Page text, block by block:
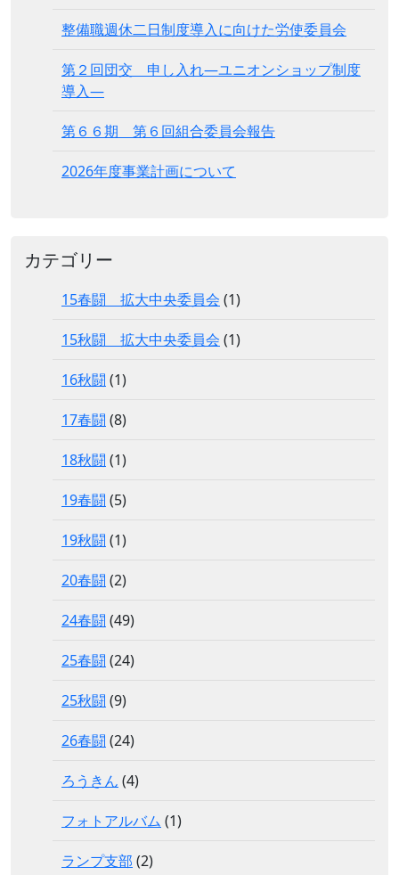
整備職週休二日制度導入に向けた労使委員会
第２回団交 申し入れ―ユニオンショップ制度
導入―
第６６期 第６回組合委員会報告
2026年度事業計画について
カテゴリー
15春闘 拡大中央委員会 (1)
15秋闘 拡大中央委員会 (1)
16秋闘 (1)
17春闘 (8)
18秋闘 (1)
19春闘 (5)
19秋闘 (1)
20春闘 (2)
24春闘 (49)
25春闘 (24)
25秋闘 (9)
26春闘 (24)
ろうきん (4)
フォトアルバム (1)
ランプ支部 (2)